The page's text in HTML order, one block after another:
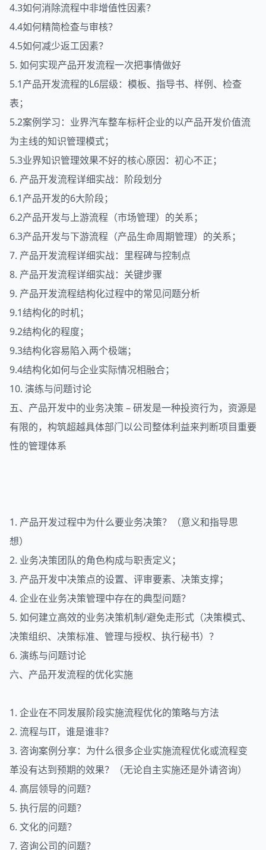
4.3如何消除流程中非增值性因素？
4.4如何精简检查与审核？
4.5如何减少返工因素？
5. 如何实现产品开发流程一次把事情做好
5.1产品开发流程的L6层级：模板、指导书、样例、检查
表；
5.2案例学习：业界汽车整车标杆企业的以产品开发价值流
为主线的知识管理模式；
5.3业界知识管理效果不好的核心原因：初心不正；
6. 产品开发流程详细实战：阶段划分
6.1产品开发的6大阶段；
6.2产品开发与上游流程（市场管理）的关系；
6.3产品开发与下游流程（产品生命周期管理）的关系；
7. 产品开发流程详细实战：里程碑与控制点
8. 产品开发流程详细实战：关键步骤
9. 产品开发流程结构化过程中的常见问题分析
9.1结构化的时机；
9.2结构化的程度；
9.3结构化容易陷入两个极端；
9.4结构化如何与企业实际情况相融合；
10. 演练与问题讨论
五、产品开发中的业务决策 – 研发是一种投资行为，资源是
有限的，构筑超越具体部门以公司整体利益来判断项目重要
性的管理体系
1. 产品开发过程中为什么要业务决策？（意义和指导思
想）
2. 业务决策团队的角色构成与职责定义；
3. 产品开发中决策点的设置、评审要素、决策支撑；
4. 企业在业务决策管理中存在的典型问题？
5. 如何建立高效的业务决策机制/避免走形式（决策模式、
决策组织、决策标准、管理与授权、执行秘书）？
6. 演练与问题讨论
六、产品开发流程的优化实施
1. 企业在不同发展阶段实施流程优化的策略与方法
2. 流程与IT，谁是谁非？
3. 咨询案例分享：为什么很多企业实施流程优化或流程变
革没有达到预期的效果？（无论自主实施还是外请咨询）
4. 高层领导的问题？
5. 执行层的问题？
6. 文化的问题？
7. 咨询公司的问题？